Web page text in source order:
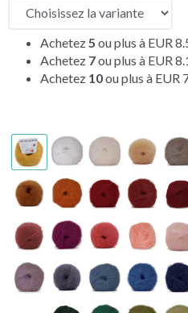
Achetez 5 ou plus à EUR
Achetez 7ou plus à EUR
Achetez 10ou plus à EUR